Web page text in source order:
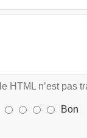
le HTML n’est pas
Bon